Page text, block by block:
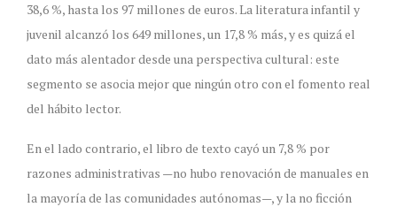
38,6 %, hasta los 97 millones de euros. La literatura infantil y
juvenil alcanzó los 649 millones, un 17,8 % más, y es quizá el
dato más alentador desde una perspectiva cultural: este
segmento se asocia mejor que ningún otro con el fomento real
del hábito lector.
En el lado contrario, el libro de texto cayó un 7,8 % por
razones administrativas —no hubo renovación de manuales en
la mayoría de las comunidades autónomas—, y la no ficción